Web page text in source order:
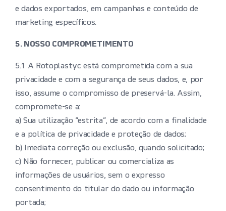
e dados exportados, em campanhas e conteúdo de
marketing específicos.
5. NOSSO COMPROMETIMENTO
5.1 A Rotoplastyc está comprometida com a sua
privacidade e com a segurança de seus dados, e, por
isso, assume o compromisso de preservá-la. Assim,
compromete-se a:
a) Sua utilização “estrita”, de acordo com a finalidade
e a política de privacidade e proteção de dados;
b) Imediata correção ou exclusão, quando solicitado;
c) Não fornecer, publicar ou comercializa as
informações de usuários, sem o expresso
consentimento do titular do dado ou informação
portada;